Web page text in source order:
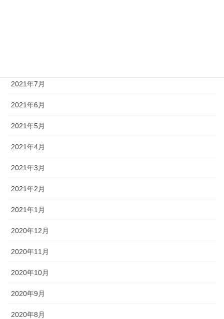
2021年7月
2021年6月
2021年5月
2021年4月
2021年3月
2021年2月
2021年1月
2020年12月
2020年11月
2020年10月
2020年9月
2020年8月